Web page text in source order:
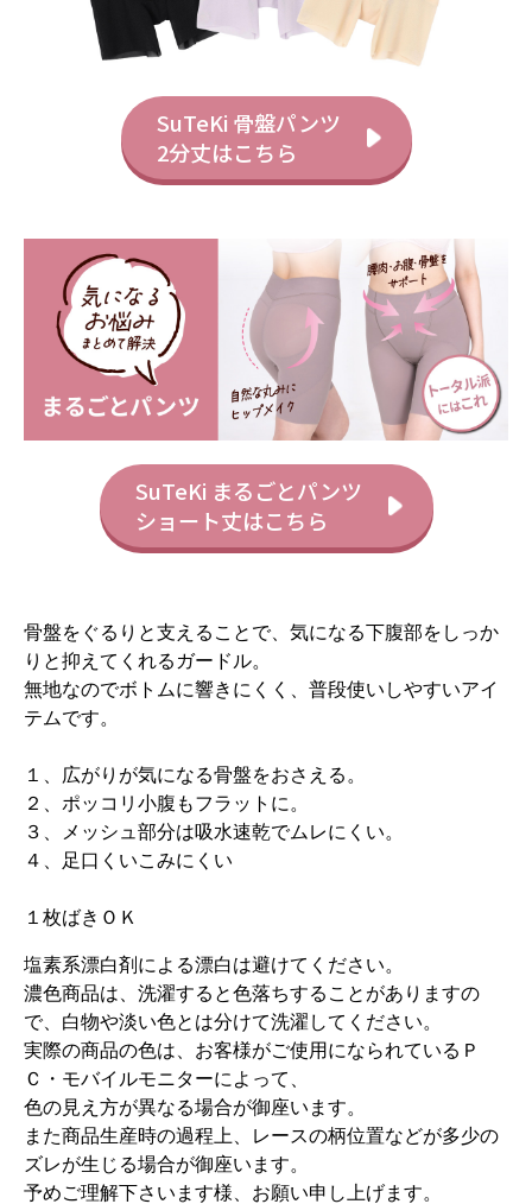
SuTeKi 骨盤パンツ
2分丈はこちら
SuTeKi まるごとパンツ
ショート丈はこちら
骨盤をぐるりと支えることで、気になる下腹部をしっか
りと抑えてくれるガードル。
無地なのでボトムに響きにくく、普段使いしやすいアイ
テムです。
１、広がりが気になる骨盤をおさえる。
２、ポッコリ小腹もフラットに。
３、メッシュ部分は吸水速乾でムレにくい。
４、足口くいこみにくい
１枚ばきＯＫ
塩素系漂白剤による漂白は避けてください。
濃色商品は、洗濯すると色落ちすることがありますの
で、白物や淡い色とは分けて洗濯してください。
実際の商品の色は、お客様がご使用になられているＰ
Ｃ・モバイルモニターによって、
色の見え方が異なる場合が御座います。
また商品生産時の過程上、レースの柄位置などが多少の
ズレが生じる場合が御座います。
予めご理解下さいます様、お願い申し上げます。